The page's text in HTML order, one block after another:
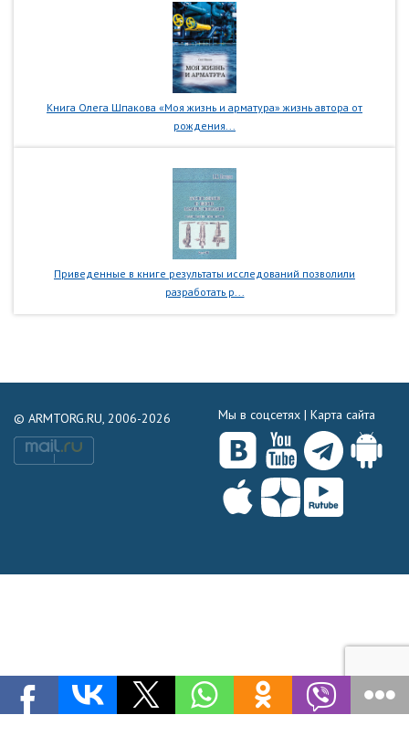
Книга Олега Шпакова «Моя жизнь и арматура» жизнь автора от
рождения...
Приведенные в книге результаты исследований позволили
разработать р...
© ARMTORG.RU, 2006-2026 Мы в соцсетях | Карта сайта